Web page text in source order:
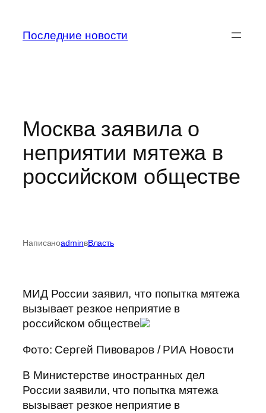
содержимому
Последние новости
Москва заявила о
неприятии мятежа в
российском обществе
НаписаноadminвВласть
МИД России заявил, что попытка мятежа
вызывает резкое неприятие в
российском обществе
Фото: Сергей Пивоваров / РИА Новости
В Министерстве иностранных дел
России заявили, что попытка мятежа
вызывает резкое неприятие в